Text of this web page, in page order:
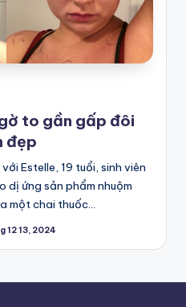
to gần gấp đôi
đẹp
Estelle, 19 tuổi, sinh viên
dị ứng sản phẩm nhuộm
một chai thuốc…
12 13, 2024